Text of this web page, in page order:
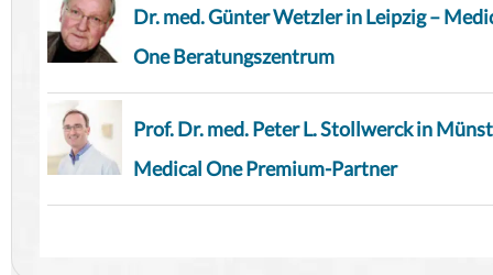
Dr. med. Günter Wetzler in Leipzig –
One Beratungszentrum
Prof. Dr. med. Peter L. Stollwerck in
Medical One Premium-Partner